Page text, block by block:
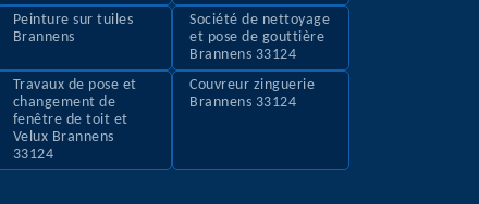
Peinture sur tuiles
Brannens
Société de nettoyage
et pose de gouttière
Brannens 33124
Travaux de pose et
changement de
fenêtre de toit et
Velux Brannens
33124
Couvreur zinguerie
Brannens 33124